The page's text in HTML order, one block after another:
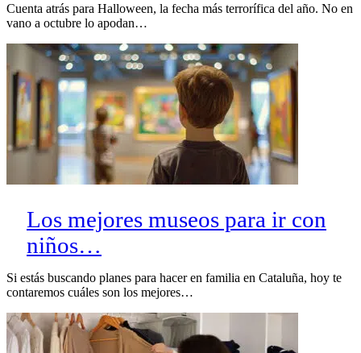
Cuenta atrás para Halloween, la fecha más terrorífica del año. No en
vano a octubre lo apodan…
Los mejores museos para ir con
niños…
Si estás buscando planes para hacer en familia en Cataluña, hoy te
contaremos cuáles son los mejores…